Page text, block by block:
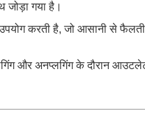
जोड़ा गया है।
करती है, जो आसानी से
और अनप्लगिंग के दौरान आउटलेट